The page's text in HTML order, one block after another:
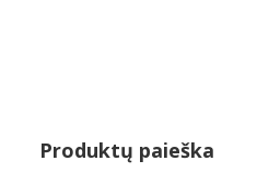
Produktų paieška